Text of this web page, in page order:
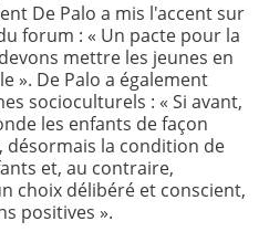
De Palo a mis l'accent sur
forum : « Un pacte pour la
mettre les jeunes en
». De Palo a également
socioculturels : « Si avant,
les enfants de façon
désormais la condition de
et, au contraire,
choix délibéré et conscient,
positives ».